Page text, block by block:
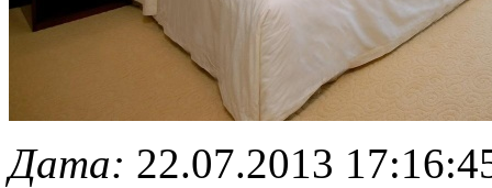
Дата: 22.07.2013